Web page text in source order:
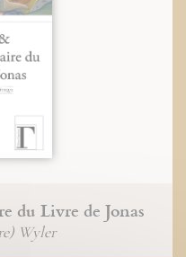
du Livre de Jonas
Wyler